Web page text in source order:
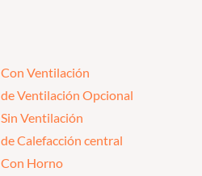
Ventilación
Ventilación Opcional
Ventilación
Calefacción central
Con Horno